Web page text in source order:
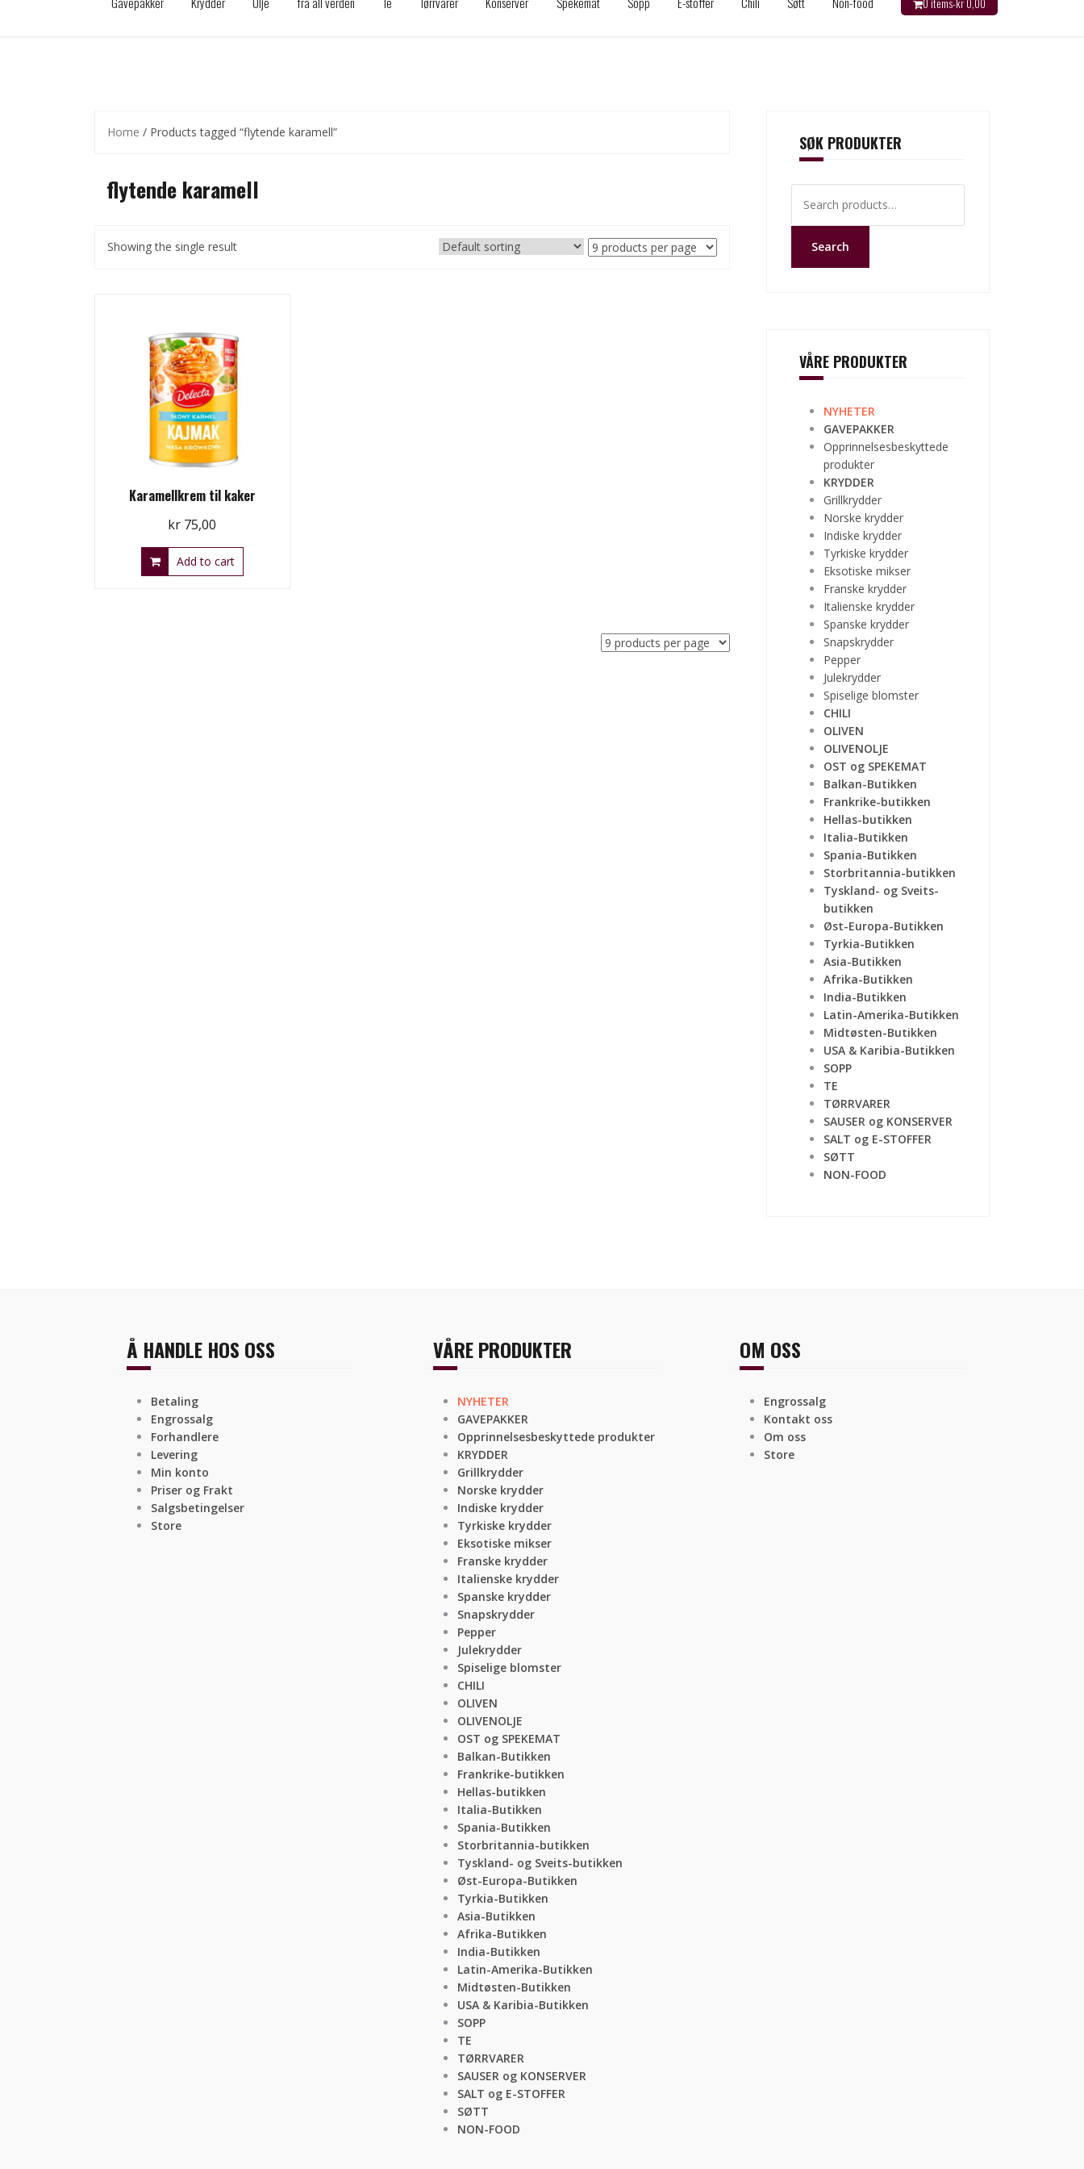
0 items-kr0,00
Home / Products tagged “flytende karamell”
flytende karamell
Showing the single result
Karamellkrem til kaker
kr 75,00
Add to cart
SØK PRODUKTER
for:
Search
VÅRE PRODUKTER
NYHETER
GAVEPAKKER
Opprinnelsesbeskyttede
produkter
KRYDDER
Grillkrydder
Norske krydder
Indiske krydder
Tyrkiske krydder
Eksotiske mikser
Franske krydder
Italienske krydder
Spanske krydder
Snapskrydder
Pepper
Julekrydder
Spiselige blomster
CHILI
OLIVEN
OLIVENOLJE
OST og SPEKEMAT
Balkan-Butikken
Frankrike-butikken
Hellas-butikken
Italia-Butikken
Spania-Butikken
Storbritannia-butikken
Tyskland- og Sveits-
butikken
Øst-Europa-Butikken
Tyrkia-Butikken
Asia-Butikken
Afrika-Butikken
India-Butikken
Latin-Amerika-Butikken
Midtøsten-Butikken
USA & Karibia-Butikken
SOPP
TE
TØRRVARER
SAUSER og KONSERVER
SALT og E-STOFFER
SØTT
NON-FOOD
Å HANDLE HOS OSS
Betaling
Engrossalg
Forhandlere
Levering
Min konto
Priser og Frakt
Salgsbetingelser
Store
VÅRE PRODUKTER
NYHETER
GAVEPAKKER
Opprinnelsesbeskyttede produkter
KRYDDER
Grillkrydder
Norske krydder
Indiske krydder
Tyrkiske krydder
Eksotiske mikser
Franske krydder
Italienske krydder
Spanske krydder
Snapskrydder
Pepper
Julekrydder
Spiselige blomster
CHILI
OLIVEN
OLIVENOLJE
OST og SPEKEMAT
Balkan-Butikken
Frankrike-butikken
Hellas-butikken
Italia-Butikken
Spania-Butikken
Storbritannia-butikken
Tyskland- og Sveits-butikken
Øst-Europa-Butikken
Tyrkia-Butikken
Asia-Butikken
Afrika-Butikken
India-Butikken
Latin-Amerika-Butikken
Midtøsten-Butikken
USA & Karibia-Butikken
SOPP
TE
TØRRVARER
SAUSER og KONSERVER
SALT og E-STOFFER
SØTT
NON-FOOD
OM OSS
Engrossalg
Kontakt oss
Om oss
Store